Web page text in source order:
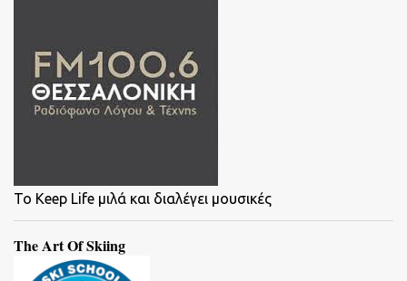
To Keep Life μιλά και διαλέγει μουσικές
The Art Of Skiing